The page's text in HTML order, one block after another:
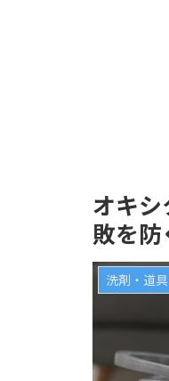
オキ
敗を
洗剤・道